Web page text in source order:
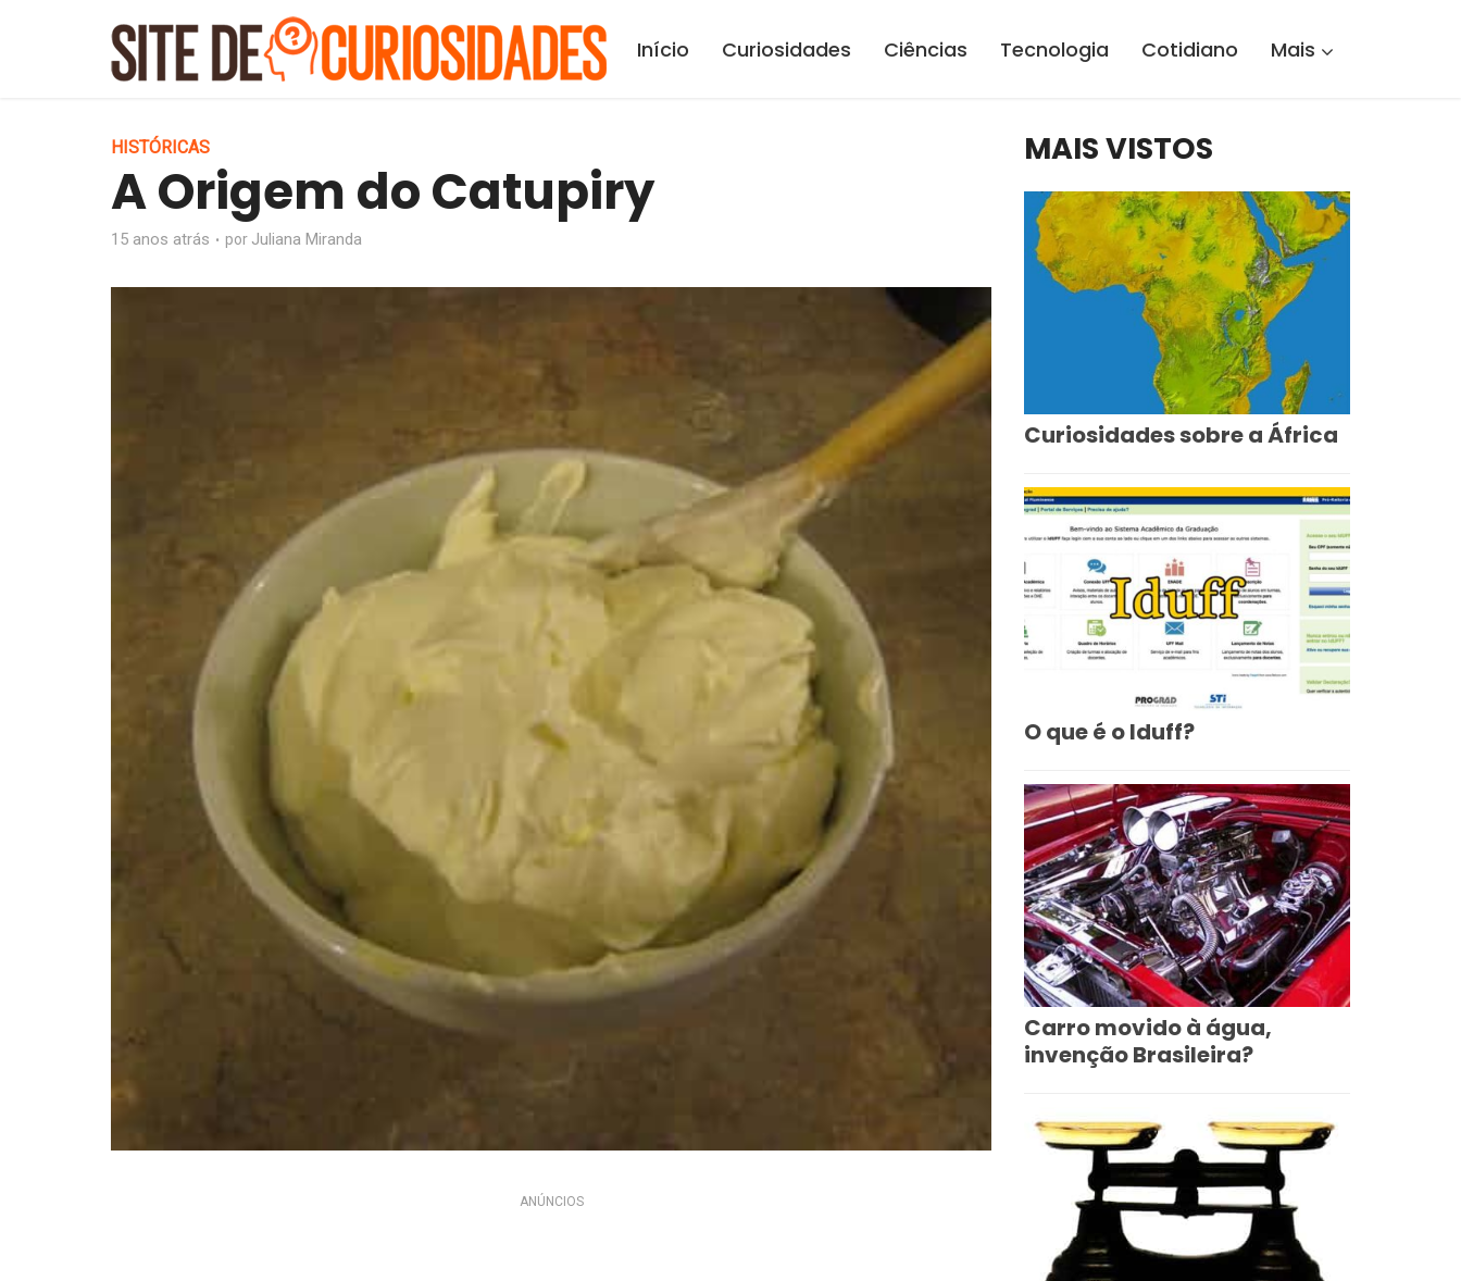
Início Curiosidades Ciências Tecnologia Cotidiano Mais
HISTÓRICAS
A Origem do Catupiry
15 anos atrás por Juliana Miranda
ANÚNCIOS
MAIS VISTOS
Curiosidades sobre a África
O que é o Iduff?
Carro movido à água,
invenção Brasileira?